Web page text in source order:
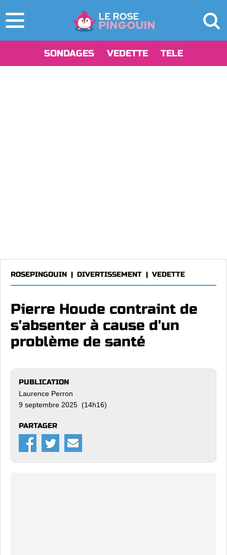
SONDAGES VEDETTE TELE
ROSEPINGOUIN | DIVERTISSEMENT | VEDETTE
Pierre Houde contraint de
s'absenter à cause d'un
problème de santé
PUBLICATION
Laurence Perron
9 septembre 2025 (14h16)
PARTAGER